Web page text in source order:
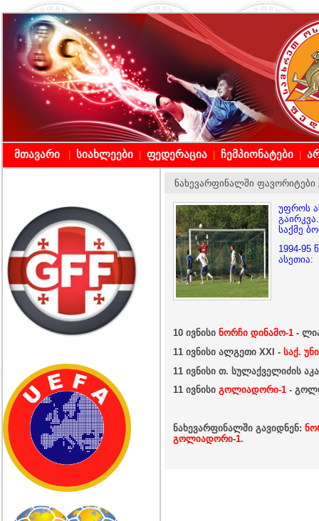
მთავარი სიახლეები ფედერაცია ჩემპიონატები
ნახევარფინალში ფავორიტები
უფროს
საქმე
1994-95
ასეთია:
10 ივნისი ნორჩი დინამო-1 -
11 ივნისი ალგეთი XXI - საქ.
11 ივნისი თ. სულაქველიძის
11 ივნისი გოლიადორი-1 -
ნახევარფინალში გავიდნენ:
გოლიადორი-1.